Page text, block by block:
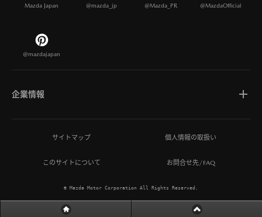
Mazda Japan @mazda_jp @Mazda_PR @MazdaOfficial
@mazdajapan
企業情報
マツダについて
ひとを想う価値創造
サイトマップ 個人情報の取扱い
このサイトについて お問合せ先/FAQ
© Mazda Motor Corporation All Rights Reserved.